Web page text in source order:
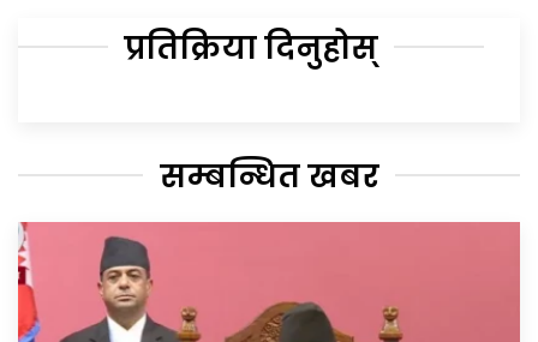
प्रतिक्रिया दिनुहोस्
सम्बन्धित खबर